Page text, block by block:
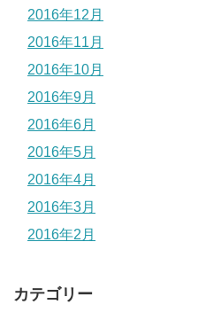
2016年12月
2016年11月
2016年10月
2016年9月
2016年6月
2016年5月
2016年4月
2016年3月
2016年2月
カテゴリー